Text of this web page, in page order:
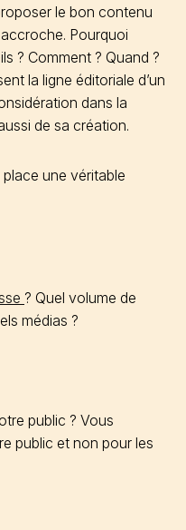
le bon contenu
Pourquoi
? Comment ? Quand ?
la ligne éditoriale d’un
dans la
de sa création.
une véritable
? Quel volume de
médias ?
public ? Vous
public et non pour les